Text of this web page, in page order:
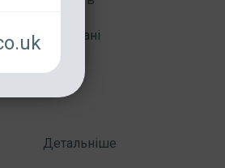
механізовані
Детальніше